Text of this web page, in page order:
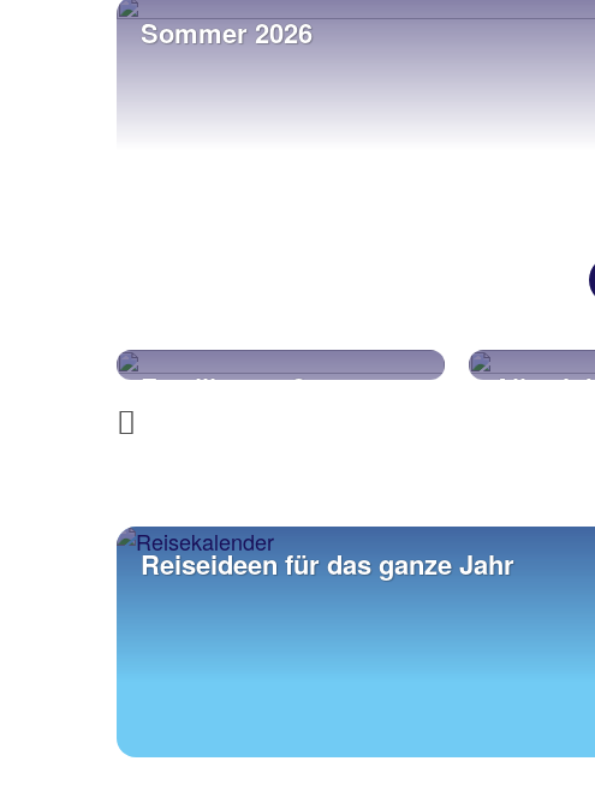
Sommer 2026
Previous
Alles Inklusive
Reiseideen für das ganze Jahr